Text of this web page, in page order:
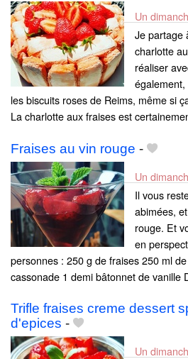
Un
Je partage
charlotte
réaliser
les biscuits roses de Reims, même si
La charlotte aux fraises est
Fraises au vin rouge -
Un
Il vous
abimées,
rouge. Et
en
personnes : 250 g de fraises 250 ml
cassonade 1 demi bâtonnet de vanille
Trifle fraises creme dessert
d'epices -
Un